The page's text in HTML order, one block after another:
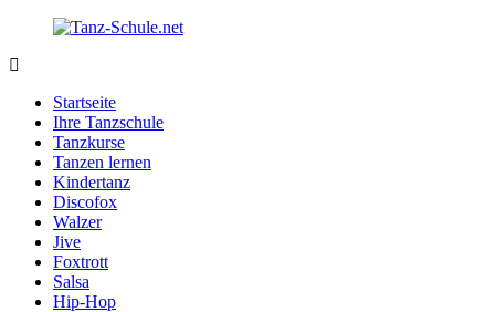
Zurück
Inhalt
Schule.net
Tanzschule
Internet
Startseite
Ihre Tanzschule
Tanzkurse
Tanzen lernen
Kindertanz
Discofox
Walzer
Jive
Foxtrott
Salsa
Hip-Hop